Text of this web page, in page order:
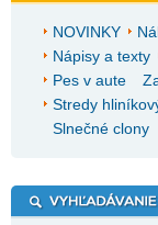
NOVINKY
Nápisy a texty
Pes v aute
Stredy
Slnečné clony